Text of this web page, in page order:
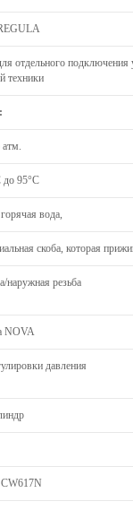
отдельного подключения
техники
атм.
до 95°С
вода,
скоба, которая
наружная резьба
NOVA
давления
CW617N